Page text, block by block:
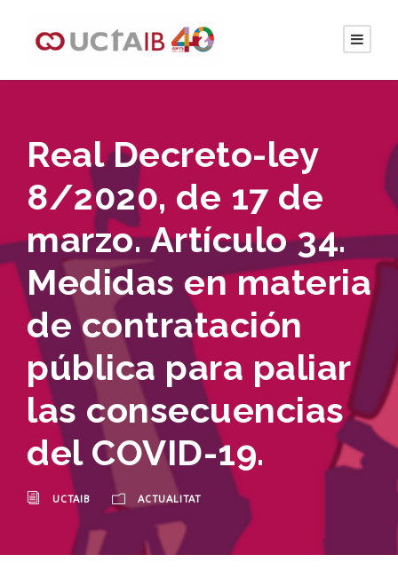
Real Decreto-ley
8/2020, de 17 de
marzo. Artículo 34.
Medidas en materia
de contratación
pública para paliar
las consecuencias
del COVID-19.
UCTAIB ACTUALITAT